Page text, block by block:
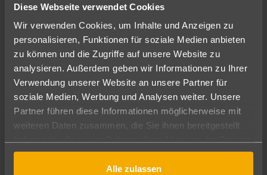
Diese Webseite verwendet Cookies
Wir verwenden Cookies, um Inhalte und Anzeigen zu
personalisieren, Funktionen für soziale Medien anbieten
zu können und die Zugriffe auf unsere Website zu
analysieren. Außerdem geben wir Informationen zu Ihrer
Verwendung unserer Website an unsere Partner für
soziale Medien, Werbung und Analysen weiter. Unsere
Partner führen diese Informationen möglicherweise mit
weiteren Daten zusammen, die Sie ihnen bereitgestellt
gesammelt haben.
Alle zulassen
Algarve
Lissabon
Spanien
Balearen
Mallorca